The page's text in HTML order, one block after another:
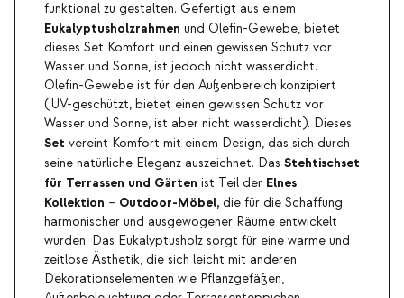
funktional zu gestalten. Gefertigt aus einem
Eukalyptusholzrahmen und Olefin-Gewebe, bietet
dieses Set Komfort und einen gewissen Schutz vor
Wasser und Sonne, ist jedoch nicht wasserdicht.
Olefin-Gewebe ist für den Außenbereich konzipiert
(UV-geschützt, bietet einen gewissen Schutz vor
Wasser und Sonne, ist aber nicht wasserdicht). Dieses
Set vereint Komfort mit einem Design, das sich durch
seine natürliche Eleganz auszeichnet. Das Stehtischset
für Terrassen und Gärten ist Teil der Elnes
Kollektion – Outdoor-Möbel, die für die Schaffung
harmonischer und ausgewogener Räume entwickelt
wurden. Das Eukalyptusholz sorgt für eine warme und
zeitlose Ästhetik, die sich leicht mit anderen
Dekorationselementen wie Pflanzgefäßen,